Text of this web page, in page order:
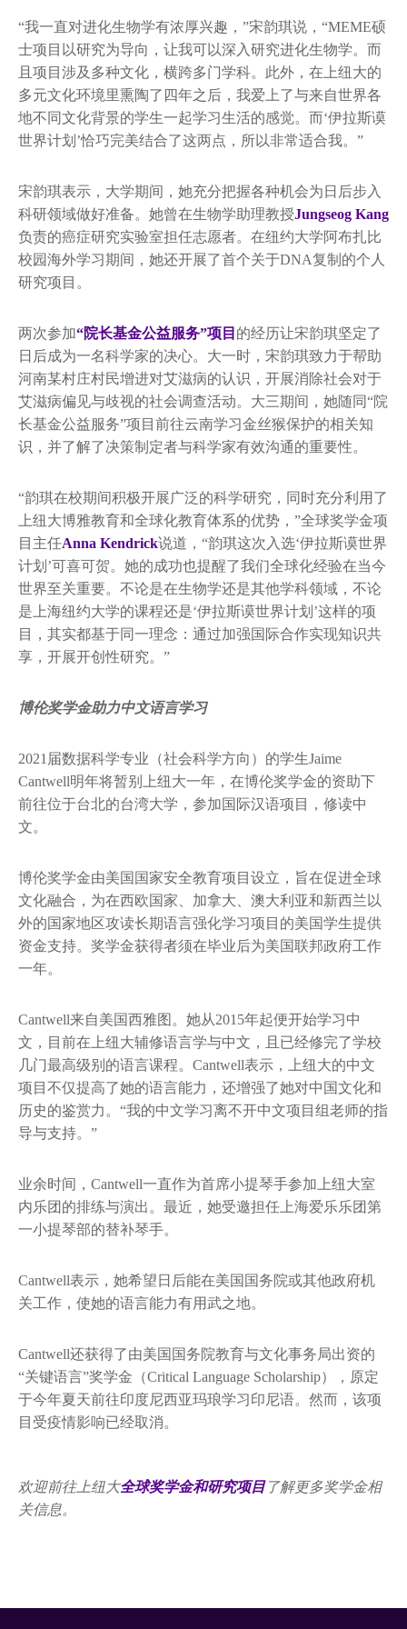
“我一直对进化生物学有浓厚兴趣，”宋韵琪说，“MEME硕
士项目以研究为导向，让我可以深入研究进化生物学。而
且项目涉及多种文化，横跨多门学科。此外，在上纽大的
多元文化环境里熏陶了四年之后，我爱上了与来自世界各
地不同文化背景的学生一起学习生活的感觉。而‘伊拉斯谟
世界计划’恰巧完美结合了这两点，所以非常适合我。”
宋韵琪表示，大学期间，她充分把握各种机会为日后步入
科研领域做好准备。她曾在生物学助理教授Jungseog Kang
负责的癌症研究实验室担任志愿者。在纽约大学阿布扎比
校园海外学习期间，她还开展了首个关于DNA复制的个人
研究项目。
两次参加“院长基金公益服务”项目 的经历让宋韵琪坚定了
日后成为一名科学家的决心。大一时，宋韵琪致力于帮助
河南某村庄村民增进对艾滋病的认识，开展消除社会对于
艾滋病偏见与歧视的社会调查活动。大三期间，她随同“院
长基金公益服务”项目前往云南学习金丝猴保护的相关知
识，并了解了决策制定者与科学家有效沟通的重要性。
“韵琪在校期间积极开展广泛的科学研究，同时充分利用了
上纽大博雅教育和全球化教育体系的优势，”全球奖学金项
目主任Anna Kendrick说道，“韵琪这次入选‘伊拉斯谟世界
计划’可喜可贺。她的成功也提醒了我们全球化经验在当今
世界至关重要。不论是在生物学还是其他学科领域，不论
是上海纽约大学的课程还是‘伊拉斯谟世界计划’这样的项
目，其实都基于同一理念：通过加强国际合作实现知识共
享，开展开创性研究。”
博伦奖学金助力中文语言学习
2021届数据科学专业（社会科学方向）的学生Jaime
Cantwell明年将暂别上纽大一年，在博伦奖学金的资助下
前往位于台北的台湾大学，参加国际汉语项目，修读中
文。
博伦奖学金由美国国家安全教育项目设立，旨在促进全球
文化融合，为在西欧国家、加拿大、澳大利亚和新西兰以
外的国家地区攻读长期语言强化学习项目的美国学生提供
资金支持。奖学金获得者须在毕业后为美国联邦政府工作
一年。
Cantwell来自美国西雅图。她从2015年起便开始学习中
文，目前在上纽大辅修语言学与中文，且已经修完了学校
几门最高级别的语言课程。Cantwell表示，上纽大的中文
项目不仅提高了她的语言能力，还增强了她对中国文化和
历史的鉴赏力。“我的中文学习离不开中文项目组老师的指
导与支持。”
业余时间，Cantwell一直作为首席小提琴手参加上纽大室
内乐团的排练与演出。最近，她受邀担任上海爱乐乐团第
一小提琴部的替补琴手。
Cantwell表示，她希望日后能在美国国务院或其他政府机
关工作，使她的语言能力有用武之地。
Cantwell还获得了由美国国务院教育与文化事务局出资的
“关键语言”奖学金（Critical Language Scholarship），原定
于今年夏天前往印度尼西亚玛琅学习印尼语。然而，该项
目受疫情影响已经取消。
欢迎前往上纽大全球奖学金和研究项目 了解更多奖学金相
关信息。